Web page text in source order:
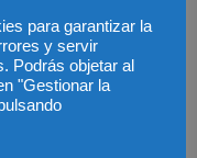
Asistencia Jurídica
y son
de Abogados.
es posible
para garantizar la
y servir
Podrás objetar al
"Gestionar la